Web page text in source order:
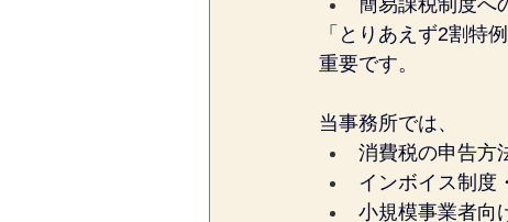
簡易課税制度へ
「とりあえず2割特
重要です。
当事務所では、
消費税の申告方
インボイス制度
小規模事業者向